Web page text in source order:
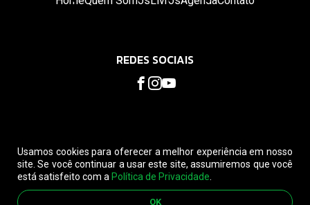
Usamos cookies para oferecer a melhor experiência em nosso
site. Se você continuar a usar este site, assumiremos que você
está satisfeito com a Política de Privacidade
OK
REDES SOCIAIS
© 2026. Educação Consciencial. Todos os direitos reservados.
Leia nossaPolítica de privacidadeePolítica de Cancelamento